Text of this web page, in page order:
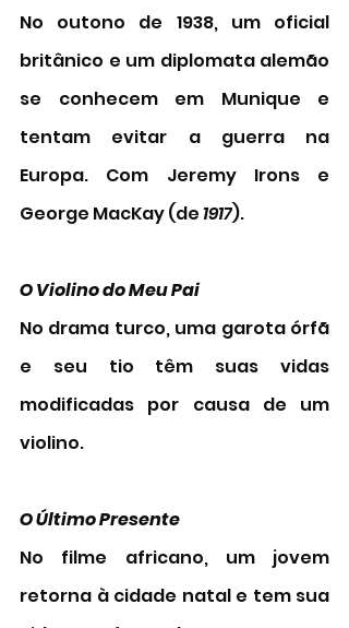
No outono de 1938, um oficial
britânico e um diplomata alemão
se conhecem em Munique e
tentam evitar a guerra na
Europa. Com Jeremy Irons e
George MacKay (de 1917).
O Violino do Meu Pai
No drama turco, uma garota órfã
e seu tio têm suas vidas
modificadas por causa de um
violino.
O Último Presente
No filme africano, um jovem
retorna à cidade natal e tem sua